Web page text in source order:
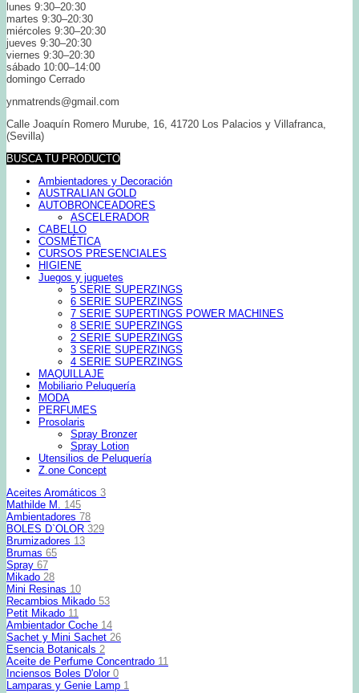
lunes 9:30–20:30
martes 9:30–20:30
miércoles 9:30–20:30
jueves 9:30–20:30
viernes 9:30–20:30
sábado 10:00–14:00
domingo Cerrado
ynmatrends@gmail.com
Calle Joaquín Romero Murube, 16, 41720 Los Palacios y Villafranca,
(Sevilla)
BUSCA TU PRODUCTO
Ambientadores y Decoración
AUSTRALIAN GOLD
AUTOBRONCEADORES
ASCELERADOR
CABELLO
COSMÉTICA
CURSOS PRESENCIALES
HIGIENE
Juegos y juguetes
5 SERIE SUPERZINGS
6 SERIE SUPERZINGS
7 SERIE SUPERTINGS POWER MACHINES
8 SERIE SUPERZINGS
2 SERIE SUPERZINGS
3 SERIE SUPERZINGS
4 SERIE SUPERZINGS
MAQUILLAJE
Mobiliario Peluquería
MODA
PERFUMES
Prosolaris
Spray Bronzer
Spray Lotion
Utensilios de Peluquería
Z.one Concept
Aceites Aromáticos 3
Mathilde M. 145
Ambientadores 78
BOLES D`OLOR 329
Brumizadores 13
Brumas 65
Spray 67
Mikado 28
Mini Resinas 10
Recambios Mikado 53
Petit Mikado 11
Ambientador Coche 14
Sachet y Mini Sachet 26
Esencia Botanicals 2
Aceite de Perfume Concentrado 11
Inciensos Boles D'olor 0
Lamparas y Genie Lamp 1